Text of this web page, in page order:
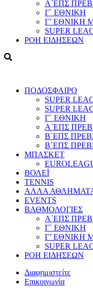
Α΄ΕΠΣ
Γ΄ ΕΘΝΙΚΗ
Γ’ ΕΘΝΙΚΗ
SUPER
ΡΟΗ ΕΙΔΗΣΕΩΝ
ΠΟΔΟΣΦΑΙΡΟ
SUPER
SUPER
Γ΄ ΕΘΝΙΚΗ
Α΄ΕΠΣ
Β΄ΕΠΣ
Β΄ΕΠΣ
ΜΠΑΣΚΕΤ
ΒΟΛΕΪ
TENNIS
ΑΛΛΑ
EVENTS
ΒΑΘΜΟΛΟΓΙΕΣ
Α΄ΕΠΣ
Γ΄ ΕΘΝΙΚΗ
Γ’ ΕΘΝΙΚΗ
SUPER
ΡΟΗ ΕΙΔΗΣΕΩΝ
Διαφημιστείτε
Επικοινωνία